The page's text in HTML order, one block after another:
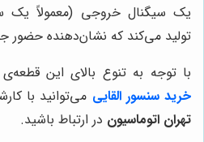
یک سیگنال خروجی (معمولاً یک
تولید می‌کند که نشان‌دهنده
با توجه به تنوع بالای این
خرید سنسور القایی می‌توانید با
تهران اتوماسیون در ارتباط باشید.